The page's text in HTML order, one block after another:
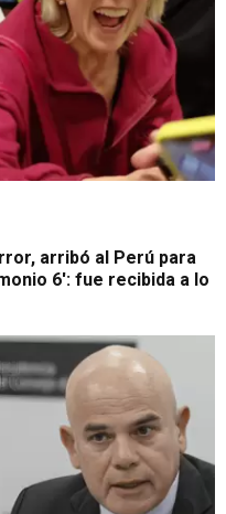
arribó al Perú para
6': fue recibida a lo